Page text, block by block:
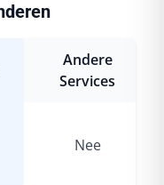
Andere
Services
Nee